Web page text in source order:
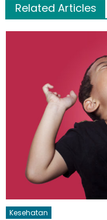
Related Articles
Kesehatan